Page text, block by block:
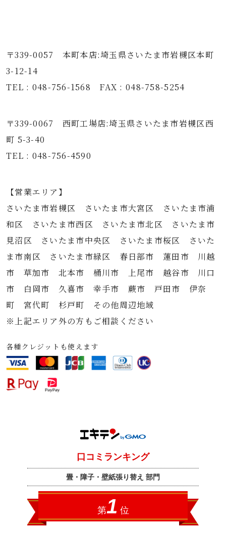
〒339-0057 本町本店:埼玉県さいたま市岩槻区本町
3-12-14
TEL : 048-756-1568 FAX : 048-758-5254
〒339-0067 西町工場店:埼玉県さいたま市岩槻区西
町 5-3-40
TEL : 048-756-4590
【営業エリア】
さいたま市岩槻区 さいたま市大宮区 さいたま市浦
和区 さいたま市西区 さいたま市北区 さいたま市
見沼区 さいたま市中央区 さいたま市桜区 さいた
ま市南区 さいたま市緑区 春日部市 蓮田市 川越
市 草加市 北本市 桶川市 上尾市 越谷市 川口
市 白岡市 久喜市 幸手市 蕨市 戸田市 伊奈
町 宮代町 杉戸町 その他周辺地域
※上記エリア外の方もご相談ください
各種クレジットも使えます